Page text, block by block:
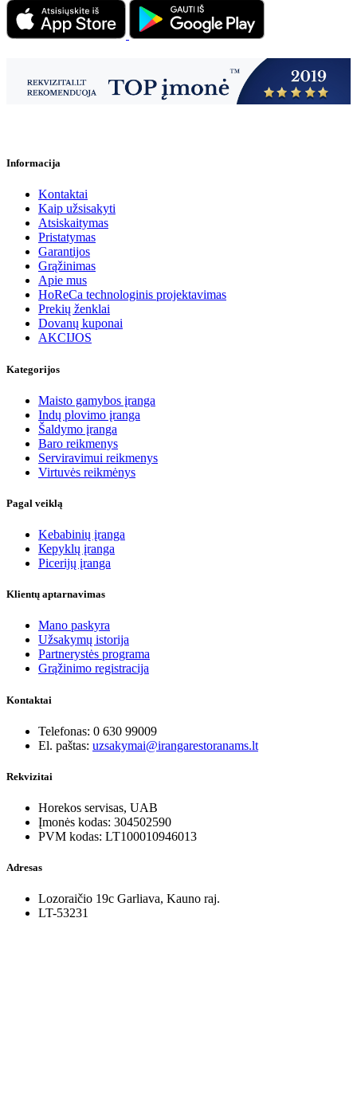
Informacija
Kontaktai
Kaip užsisakyti
Atsiskaitymas
Pristatymas
Garantijos
Grąžinimas
Apie mus
HoReCa technologinis projektavimas
Prekių ženklai
Dovanų kuponai
AKCIJOS
Kategorijos
Maisto gamybos įranga
Indų plovimo įranga
Šaldymo įranga
Baro reikmenys
Serviravimui reikmenys
Virtuvės reikmėnys
Pagal veiklą
Kebabinių įranga
Кеpyklų įranga
Picerijų įranga
Klientų aptarnavimas
Mano paskyra
Užsakymų istorija
Partnerystės programa
Grąžinimo registracija
Kontaktai
Telefonas: 0 630 99009
El. paštas: uzsakymai@irangarestoranams.lt
Rekvizitai
Horekos servisas, UAB
Įmonės kodas: 304502590
PVM kodas: LT100010946013
Adresas
Lozoraičio 19c Garliava, Kauno raj.
LT-53231